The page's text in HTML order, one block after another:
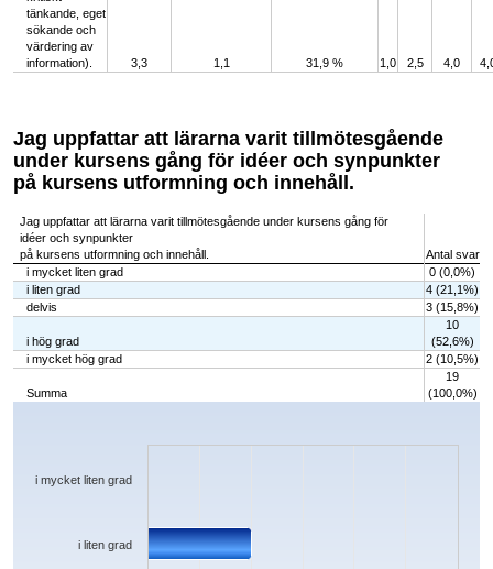
tänkande, eget
sökande och
värdering av
information).
3,3 1,1 31,9 % 1,0 2,5 4,0
Jag uppfattar att lärarna varit tillmötesgående
under kursens gång för idéer och synpunkter
på kursens utformning och innehåll.
Jag uppfattar att lärarna varit tillmötesgående under kursens gång för
idéer och synpunkter
på kursens utformning och innehåll.
Antal svar
i mycket liten grad
0 (0,0%)
i liten grad
4 (21,1%)
delvis
3 (15,8%)
i hög grad
10
(52,6%)
i mycket hög grad
2 (10,5%)
Summa
19
(100,0%)
Chart
The chart has 1 X axis displaying categories.
i liten grad
i mycket liten grad